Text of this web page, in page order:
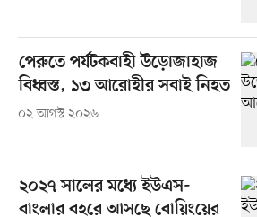
পেরুতে পর্যটকবাহী উড়োজাহাজ
বিধ্বস্ত, ১৩ আরোহীর সবাই নিহত
০২ আগস্ট ২০২৬
২০২৭ সালের মধ্যে ইউএস-
বাংলার বহরে আসছে বোয়িংয়ের